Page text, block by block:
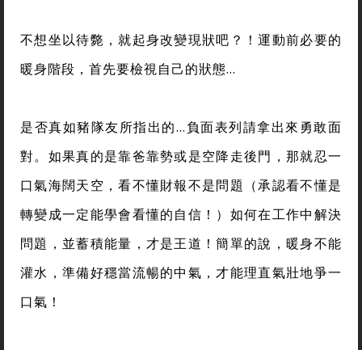
不想坐以待斃，就起身改變現狀吧？！運動前必要的
暖身階段，首先要檢視自己的狀態…
是否真如豬隊友所指出的…負面表列請拿出來勇敢面
對。如果真的是靠爸靠勢或是空降走後門，那就忍一
口氣海闊天空，看不懂財報不是問題（承認看不懂是
轉變成一定能學會看懂的自信！）如何在工作中解決
問題，並蓄積能量，才是王道！簡單的說，暖身不能
灌水，準備好穩當流暢的中氣，才能理直氣壯地爭一
口氣！